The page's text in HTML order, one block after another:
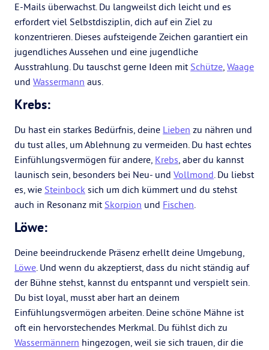
E-Mails überwachst. Du langweilst dich leicht und es
erfordert viel Selbstdisziplin, dich auf ein Ziel zu
konzentrieren. Dieses aufsteigende Zeichen garantiert ein
jugendliches Aussehen und eine jugendliche
Ausstrahlung. Du tauschst gerne Ideen mit Schütze, Waage
und Wassermann aus.
Krebs:
Du hast ein starkes Bedürfnis, deine Lieben zu nähren und
du tust alles, um Ablehnung zu vermeiden. Du hast echtes
Einfühlungsvermögen für andere, Krebs, aber du kannst
launisch sein, besonders bei Neu- und Vollmond. Du liebst
es, wie Steinbock sich um dich kümmert und du stehst
auch in Resonanz mit Skorpion und Fischen.
Löwe:
Deine beeindruckende Präsenz erhellt deine Umgebung,
Löwe. Und wenn du akzeptierst, dass du nicht ständig auf
der Bühne stehst, kannst du entspannt und verspielt sein.
Du bist loyal, musst aber hart an deinem
Einfühlungsvermögen arbeiten. Deine schöne Mähne ist
oft ein hervorstechendes Merkmal. Du fühlst dich zu
Wassermännern hingezogen, weil sie sich trauen, dir die